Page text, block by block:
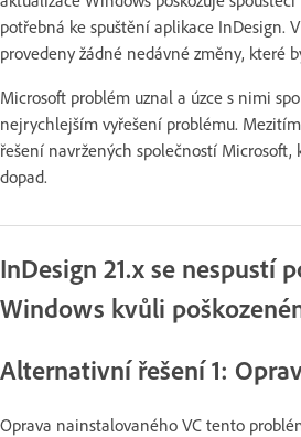
potřebná ke spuštění aplikace InDesign.
provedeny žádné nedávné změny, které
Microsoft problém uznal a úzce s nimi
nejrychlejším vyřešení problému.
řešení navržených společností
dopad.
InDesign 21.x se nespustí
Windows kvůli
Alternativní řešení 1:
Oprava nainstalovaného VC tento